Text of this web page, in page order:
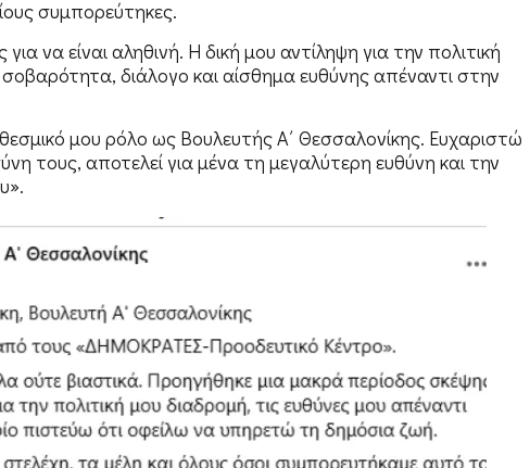
συμπορεύτηκες.
να είναι αληθινή. Η δική μου αντίληψη για την πολιτική
διάλογο και αίσθημα ευθύνης απέναντι στην
μου ρόλο ως Βουλευτής Α΄ Θεσσαλονίκης. Ευχαριστώ
τους, αποτελεί για μένα τη μεγαλύτερη ευθύνη και την